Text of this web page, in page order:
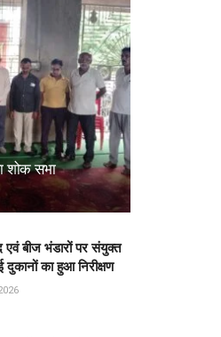
शोक सभा
एवं बीज भंडारों पर संयुक्त
दुकानों का हुआ निरीक्षण